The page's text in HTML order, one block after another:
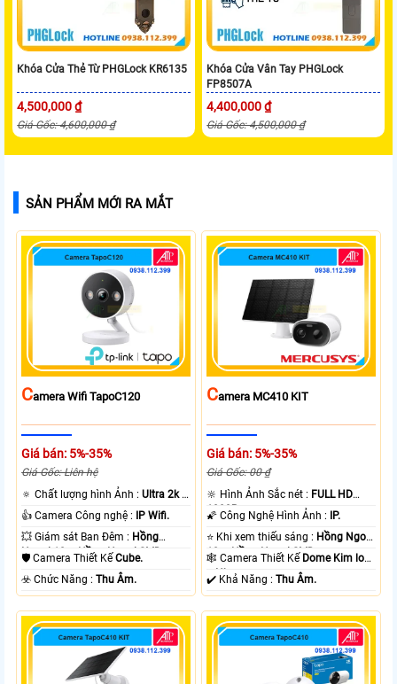
Khóa Cửa Thẻ Từ PHGLock KR6135
4,500,000 ₫
Giá Gốc: 4,600,000 ₫
Khóa Cửa Vân Tay PHGLock
FP8507A
4,400,000 ₫
Giá Gốc: 4,500,000 ₫
SẢN PHẨM MỚI RA MẮT
CAmera Wifi TapoC120
Giá bán: 5%-35%
Giá Gốc: Liên hệ
🔅 Chất lượng hình Ảnh :Ultra 2k +
.
👍 Camera Công nghệ :
IP Wifi.
💥 Giám sát Ban Đêm : Hồng
Ngoại 10m Hồng Ngoại SMD.
🛡 Camera Thiết KếCube.
️☣️ Chức Năng :Thu Âm.
CAmera MC410 KIT
Giá bán: 5%-35%
Giá Gốc: 00 ₫
🔆 Hình Ảnh Sắc nét : FULL HD
1080P .
🌠 Công Nghệ Hình Ảnh :
IP.
⭐ Khi xem thiếu sáng : Hồng Ngoại
10m Hồng Ngoại SMD.
🕸️ Camera Thiết Kế Dome Kim loại
+ Nhựa.
️✔️ Khả Năng :Thu Âm.